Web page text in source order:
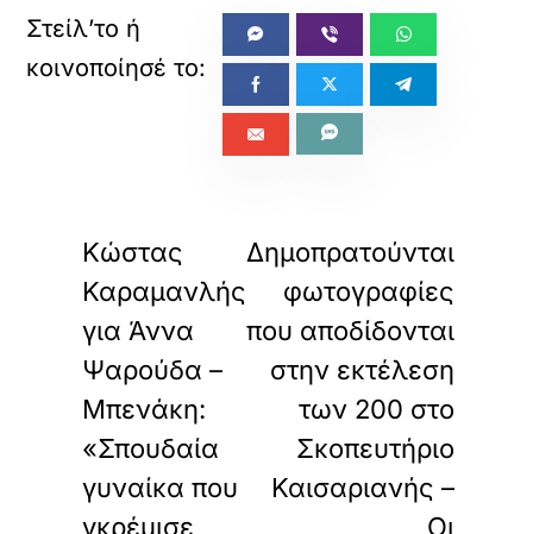
Κώστας
Καραμανλής
για Άννα
Ψαρούδα –
Μπενάκη:
«Σπουδαία
γυναίκα που
γκρέμισε
Δημοπρατούνται
φωτογραφίες
που αποδίδονται
στην εκτέλεση
των 200 στο
Σκοπευτήριο
Καισαριανής –
Οι